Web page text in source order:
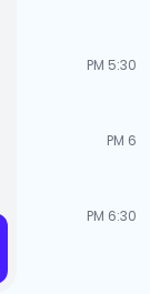
5:30 PM
6 PM
6:30 PM